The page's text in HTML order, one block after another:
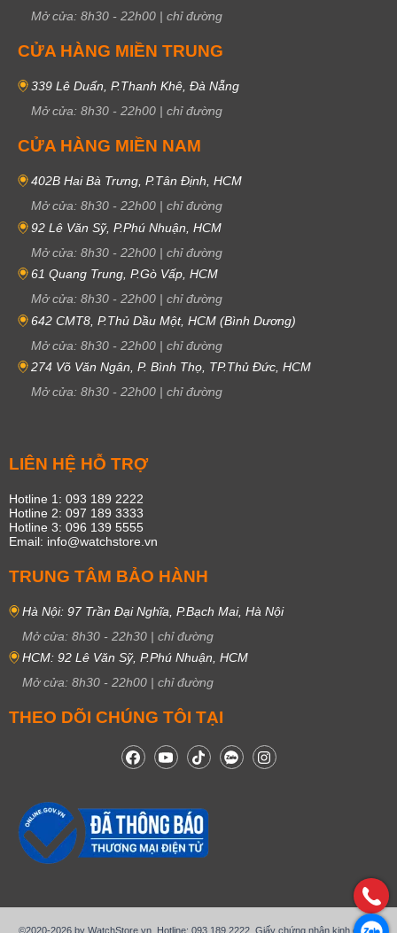
Mở cửa: 8h30 - 22h00 | chỉ đường
CỬA HÀNG MIỀN TRUNG
339 Lê Duẩn, P.Thanh Khê, Đà Nẵng
Mở cửa: 8h30 - 22h00 | chỉ đường
CỬA HÀNG MIỀN NAM
402B Hai Bà Trưng, P.Tân Định, HCM
Mở cửa: 8h30 - 22h00 | chỉ đường
92 Lê Văn Sỹ, P.Phú Nhuận, HCM
Mở cửa: 8h30 - 22h00 | chỉ đường
61 Quang Trung, P.Gò Vấp, HCM
Mở cửa: 8h30 - 22h00 | chỉ đường
642 CMT8, P.Thủ Dầu Một, HCM (Bình Dương)
Mở cửa: 8h30 - 22h00 | chỉ đường
274 Võ Văn Ngân, P. Bình Thọ, TP.Thủ Đức, HCM
Mở cửa: 8h30 - 22h00 | chỉ đường
LIÊN HỆ HỖ TRỢ
Hotline 1: 093 189 2222
Hotline 2: 097 189 3333
Hotline 3: 096 139 5555
Email: info@watchstore.vn
TRUNG TÂM BẢO HÀNH
Hà Nội: 97 Trần Đại Nghĩa, P.Bạch Mai, Hà Nội
Mở cửa: 8h30 - 22h30 | chỉ đường
HCM: 92 Lê Văn Sỹ, P.Phú Nhuận, HCM
Mở cửa: 8h30 - 22h00 | chỉ đường
THEO DÕI CHÚNG TÔI TẠI
©2020-2026 by WatchStore.vn. Hotline: 093.189.2222. Giấy chứng nhận kinh doanh